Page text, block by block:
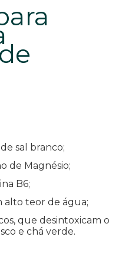
sal branco;
de Magnésio;
B6;
alto teor de água;
que desintoxicam o
e chá verde.